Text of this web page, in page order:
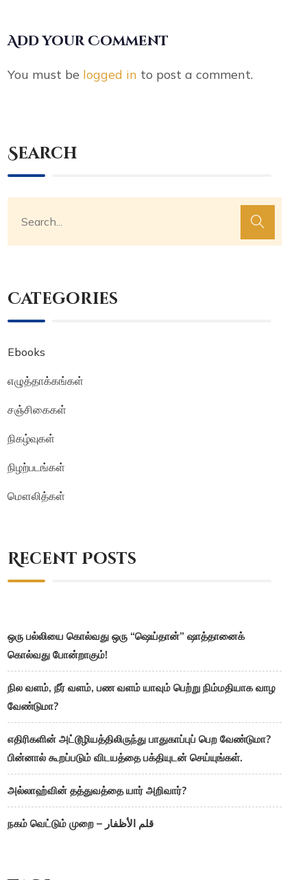
Add your Comment
You must be logged in to post a comment.
Search
Categories
Ebooks
எழுத்தாக்கங்கள்
சஞ்சிகைகள்
நிகழ்வுகள்
நிழற்படங்கள்
மௌலித்கள்
Recent Posts
ஒரு பல்லியை கொல்வது ஒரு “ஷெய்தான்” ஷாத்தானைக்
கொல்வது போன்றாகும்!
நில வளம், நீர் வளம், பண வளம் யாவும் பெற்று நிம்மதியாக வாழ
வேண்டுமா?
எதிரிகளின் அட்டூழியத்திலிருந்து பாதுகாப்புப் பெற வேண்டுமா?
பின்னால் கூறப்படும் விடயத்தை பக்தியுடன் செய்யுங்கள்.
அல்லாஹ்வின் தத்துவத்தை யார் அறிவார்?
நகம் வெட்டும் முறை – قلم الأظفار